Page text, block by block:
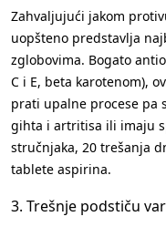
Zahvaljujući jakom
uopšteno predstavlja
zglobovima. Bogato
C i E, beta karotenom),
prati upalne procese pa
gihta i artritisa ili imaju
stručnjaka, 20 trešanja
tablete aspirina.
3. Trešnje podstiču